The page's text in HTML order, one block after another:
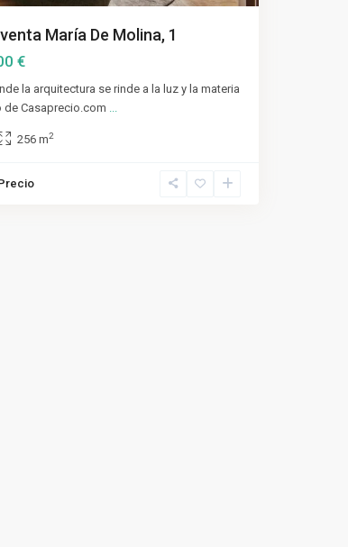
María De Molina, 1
€
la arquitectura se rinde a la luz y la materia
de Casaprecio.com ...
256 m2